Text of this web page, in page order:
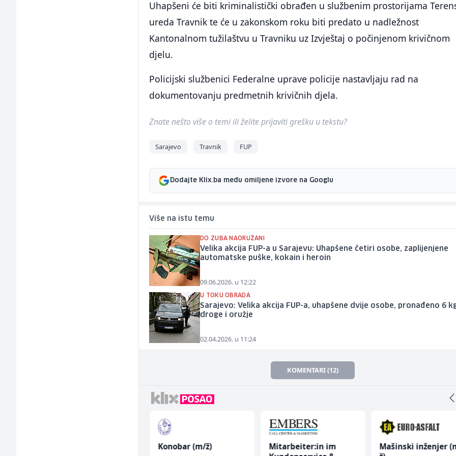
Uhapšeni će biti kriminalistički obrađen u službenim prostorijama
ureda Travnik te će u zakonskom roku biti predato u nadležnost
Kantonalnom tužilaštvu u Travniku uz Izvještaj o počinjenom krivičnom
djelu.
Policijski službenici Federalne uprave policije nastavljaju rad na
dokumentovanju predmetnih krivičnih djela.
Znate nešto više o temi ili želite prijaviti grešku u tekstu?
Sarajevo Travnik FUP
Dodajte Klix.ba među omiljene izvore na Googlu
Više na istu temu
DO ZUBA NAORUŽANI
Velika akcija FUP-a u Sarajevu: Uhapšene četiri osobe, zaplijenjene
automatske puške, kokain i heroin
09.06.2026. u 12:22
U TOKU OBRADA
Sarajevo: Velika akcija FUP-a, uhapšene dvije osobe, pronađeno 6
droge i oružje
02.04.2026. u 11:24
KOMENTARI (12)
Konobar (m/ž)
Mitarbeiter:in im
Mašinski inženjer